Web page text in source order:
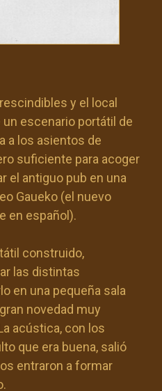
y el local
escenario portátil de
a los asientos de
suficiente para acoger
el antiguo pub en una
Gaueko (el nuevo
en español).
construido,
las distintas
en una pequeña sala
novedad muy
acústica, con los
que era buena, salió
entraron a formar